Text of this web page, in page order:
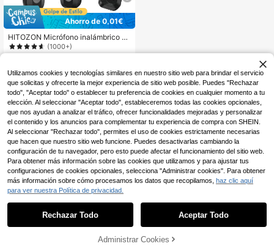
Ahorro de 0,01€
HITOZON Micrófono inalámbrico pr
ofesional de solapa, adecuado para
teléfonos inteligentes, plug and pla
nza, entrevistas, podcasts, etc. Mic
rófono de condensador omnidirecci
onal inalámbrico, adecuado para vl
ogging
(1000+)
AÑADIR A LA BOLSA
Utilizamos cookies y tecnologías similares en nuestro sitio web para brindar el servicio
que solicitas y ofrecerte la mejor experiencia de sitio web posible. Puedes "Rechazar
todo", "Aceptar todo" o establecer tu preferencia de cookies en cualquier momento a tu
elección. Al seleccionar "Aceptar todo", estableceremos todas las cookies opcionales,
que nos ayudan a analizar el tráfico, ofrecer funcionalidades mejoradas y personalizar
el contenido y los anuncios para complementar tu experiencia de compra con SHEIN.
Al seleccionar "Rechazar todo", permites el uso de cookies estrictamente necesarias
que hacen que nuestro sitio web funcione. Puedes desactivarlas cambiando la
configuración de tu navegador, pero esto puede afectar el funcionamiento del sitio web.
Para obtener más información sobre las cookies que utilizamos y para ajustar tus
configuraciones de cookies opcionales, selecciona "Administrar cookies". Para obtener
más información sobre cómo procesamos los datos que recopilamos, haz clic aquí
para ver nuestra Política de privacidad.
Rechazar Todo Aceptar Todo
Administrar Cookies